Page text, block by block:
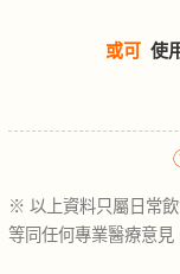
或可 使
※ 以上資料只屬日常
等同任何專業醫療意見